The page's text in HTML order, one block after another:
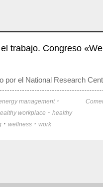
trabajo. Congreso
por el National Research
management·
workplace · healthy
· wellness · work